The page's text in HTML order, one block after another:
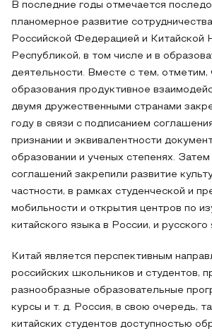
В последние годы отмечается
планомерное развитие
Российской Федерацией и Китайской
Республикой, в том числе и в
деятельности. Вместе с тем, отметим,
образования продуктивное
двумя дружественными странами
году в связи с подписанием
признании и эквивалентности
образовании и ученых степенях. Затем
соглашений закрепили развитие
частности, в рамках студенческой и
мобильности и открытия центров по
китайского языка в России, и русского
Китай является перспективным
российских школьников и студентов,
разнообразные образовательные
курсы и т. д. Россия, в свою очередь,
китайских студентов доступностью